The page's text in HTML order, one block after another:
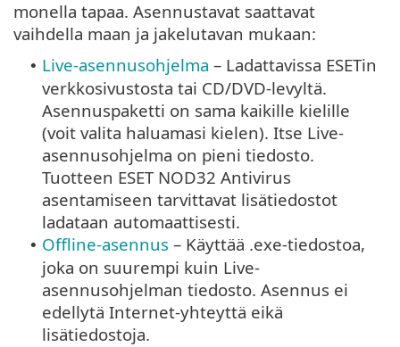
monella tapaa. Asennustavat saattavat
vaihdella maan ja jakelutavan mukaan:
• Live-asennusohjelma – Ladattavissa ESETin
verkkosivustosta tai CD/DVD-levyltä.
Asennuspaketti on sama kaikille kielille
(voit valita haluamasi kielen). Itse Live-
asennusohjelma on pieni tiedosto.
Tuotteen ESET NOD32 Antivirus
asentamiseen tarvittavat lisätiedostot
ladataan automaattisesti.
• Offline-asennus – Käyttää .exe-tiedostoa,
joka on suurempi kuin Live-
asennusohjelman tiedosto. Asennus ei
edellytä Internet-yhteyttä eikä
lisätiedostoja.